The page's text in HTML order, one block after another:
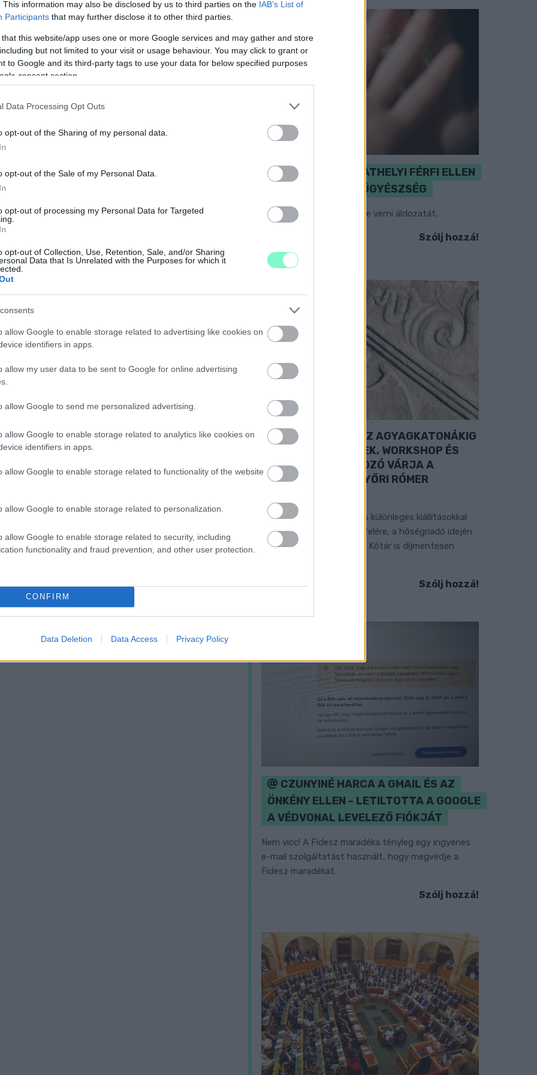
This information may also be disclosed by us to third parties on the IAB’s List of
Participants that may further disclose it to other third parties.
that this website/app uses one or more Google services and may gather and store
but not limited to your visit or usage behaviour. You may click to grant or
to Google and its third-party tags to use your data for below specified purposes
consent section.
Data Processing Opt Outs
opt-out of the Sharing of my personal data.
opt-out of the Sale of my Personal Data.
opt-out of processing my Personal Data for Targeted
opt-out of Collection, Use, Retention, Sale, and/or Sharing
Data that Is Unrelated with the Purposes for which it
allow Google to enable storage related to advertising like cookies on
identifiers in apps.
allow my user data to be sent to Google for online advertising
allow Google to send me personalized advertising.
allow Google to enable storage related to analytics like cookies on
identifiers in apps.
allow Google to enable storage related to functionality of the website
allow Google to enable storage related to personalization.
allow Google to enable storage related to security, including
functionality and fraud prevention, and other user protection.
CONFIRM
Data Deletion Data Access Privacy Policy
egy ideje egy kivételével csak Balásy
a néhány éve még csak néhány
több mint150 milliárdnyi állami
NŐVERŐ SZOMBATHELYI FÉRFI ELLEN
EMELT VÁDAT AZ ÜGYÉSZSÉG
A férfi a nyílt utcán kezdte verni áldozatát.
Szólj hozzá!
A RÓMAIAKTÓL AZ AGYAGKATONÁKIG
– TÁRLATVEZETÉSEK, WORKSHOP ÉS
KÖZÖNSÉGTALÁLKOZÓ VÁRJA A
LÁTOGATÓKAT A GYŐRI RÓMER
Ingyenes programokkal és különleges kiállításokkal
készülnek a hét második felére, a hőségriadó idején
ráadásul a Várkazamata – Kőtár is díjmentesen
Szólj hozzá!
CZUNYINÉ HARCA A GMAIL ÉS AZ
ÖNKÉNY ELLEN - LETILTOTTA A GOOGLE
A VÉDVONAL LEVELEZŐ FIÓKJÁT
Nem vicc! A Fidesz maradéka tényleg egy ingyenes
e-mail szolgáltatást használt, hogy megvédje a
Fidesz maradékát.
Szólj hozzá!